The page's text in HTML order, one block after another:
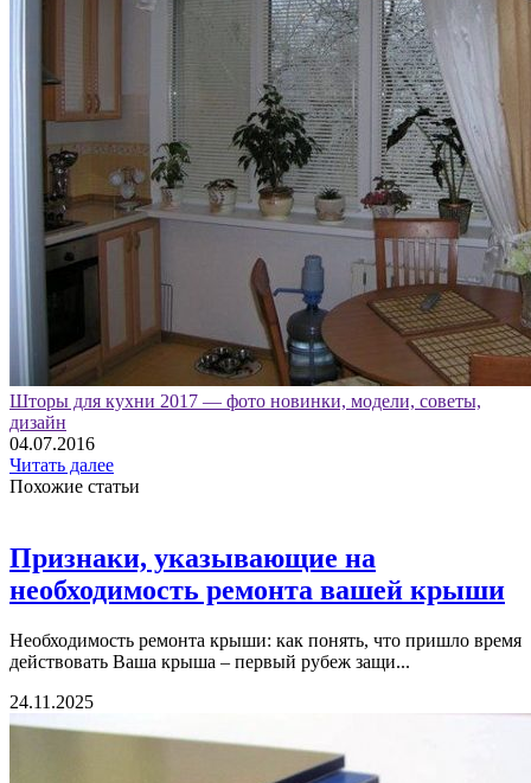
Шторы для кухни 2017 — фото новинки, модели, советы,
дизайн
04.07.2016
Читать далее
Похожие статьи
Признаки, указывающие на
необходимость ремонта вашей крыши
Необходимость ремонта крыши: как понять, что пришло время
действовать Ваша крыша – первый рубеж защи...
24.11.2025